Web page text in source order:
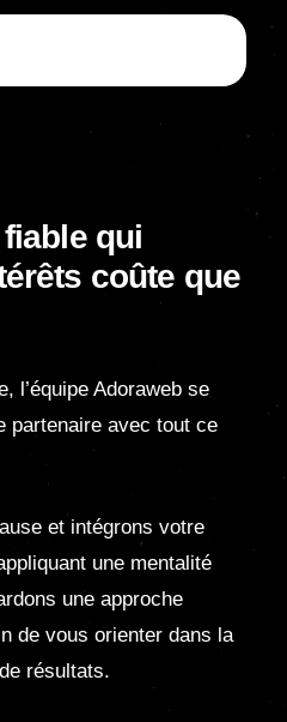
qui
coûte que
l’équipe Adoraweb se
partenaire avec tout ce
et intégrons votre
une mentalité
une approche
de vous orienter dans la
résultats.